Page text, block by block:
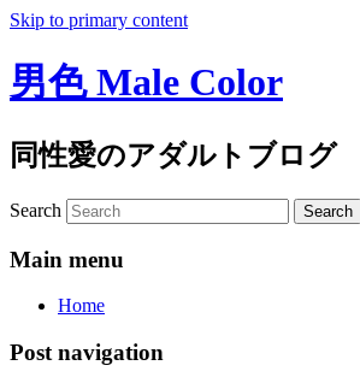
Skip to primary content
男色 Male Color
同性愛のアダルトブログ
Search
Main menu
Home
Post navigation